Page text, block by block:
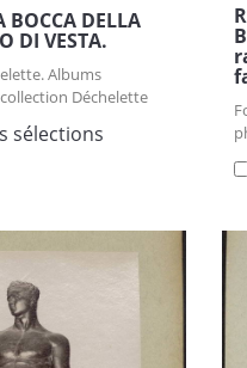
BOCCA DELLA
DI VESTA.
Albums
Déchelette
sélections